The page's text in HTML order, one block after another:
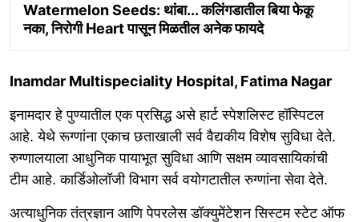
Watermelon Seeds: थांबा... कलिंगडातील बिया फेकू
नका, निरोगी Heart पासून मिळतील अनेक फायदे
Inamdar Multispeciality Hospital, Fatima Nagar
इनामदार हे पुण्यातील एक प्रसिद्ध असे हार्ट स्पेशलिस्ट हॉस्पिटल
आहे. येथे रूग्णांना एकाच छताखाली सर्व वैद्यकीय विशेष सुविधा देते.
रुग्णालयाला आधुनिक पायाभूत सुविधा आणि सक्षम व्यावसायिकांची
टीम आहे. कार्डिओलॉजी विभाग सर्व वयोगटातील रुग्णांना सेवा देते.
अत्याधुनिक तंत्रज्ञान आणि पेपरलेस डॉक्युमेंटेशन सिस्टम स्टेट ऑफ